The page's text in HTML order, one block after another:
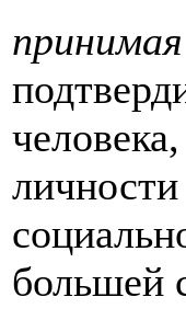
большей